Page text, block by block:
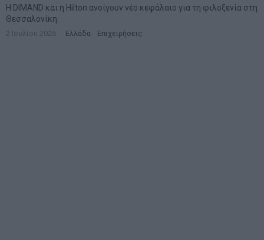
Η DIMAND και η Hilton ανοίγουν νέο κεφάλαιο για τη φιλοξενία στη
Θεσσαλονίκη.
2 Ιουλίου 2026 Ελλάδα Επιχειρήσεις